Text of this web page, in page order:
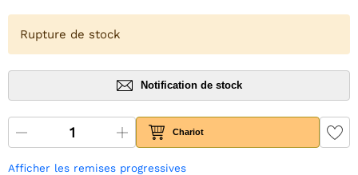
Rupture de stock
Notification de stock
Chariot
Afficher les remises progressives